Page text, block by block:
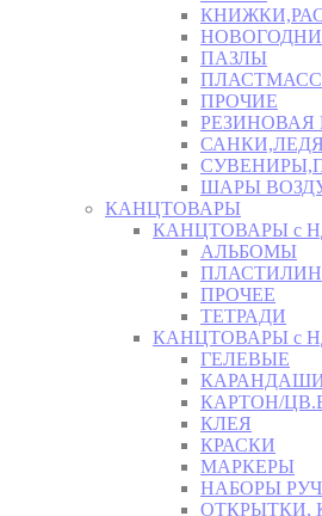
ПАЗЛЫ
ПРОЧИЕ
РЕЗИНОВАЯ
ШАРЫ
КАНЦТОВАРЫ
КАНЦТОВАРЫ с
АЛЬБОМЫ
ПЛАСТИЛИН
ПРОЧЕЕ
ТЕТРАДИ
КАНЦТОВАРЫ с
ГЕЛЕВЫЕ
КАРТОН/
КЛЕЯ
КРАСКИ
МАРКЕРЫ
НАБОРЫ
ОТКРЫТКИ,